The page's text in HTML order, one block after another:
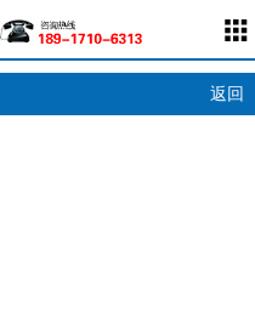
返回